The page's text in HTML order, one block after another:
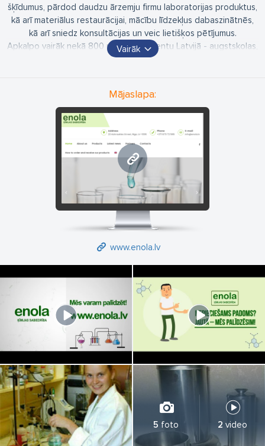
šķīdumus, pārdod daudzu ārzemju firmu laboratorijas produktus,
kā arī materiālus restaurācijai, mācību līdzekļus dabaszinātnēs,
kā arī sniedz konsultācijas un veic lietišķos pētījumus.
Apkalpo vairāk nekā 800 pastāvīgo klientu Latvijā - augstskolas,
institūtus, medicīnas un valsts iestādes, ražošanas uzņēmumus.
Vairāk
Mājaslapa:
www.enola.lv
www.enola.lv
5 foto 2 video